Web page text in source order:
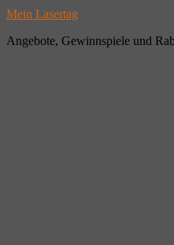
Mein Lasertag
Angebote, Gewinnspiele und